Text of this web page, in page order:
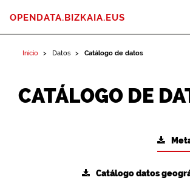
OPENDATA.BIZKAIA.EUS
Inicio Datos Catálogo de datos
CATÁLOGO DE
Catálogo datos